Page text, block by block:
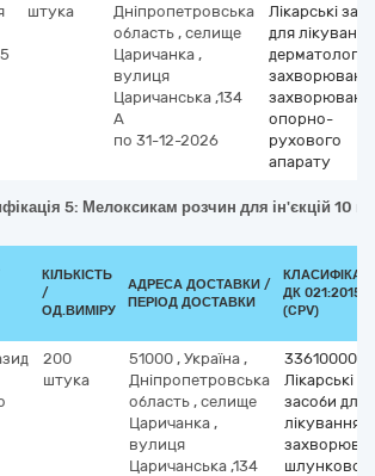
штука
Дніпропетровська
область , селище
Царичанка ,
вулиця
Царичанська ,134
А
по 31-12-2026
Лікарські
для лікування
захворювань
захворювань
опорно-
рухового
апарату
5: Мелоксикам розчин для ін'єкцій 10
КІЛЬКІСТЬ
/
ОД.ВИМІРУ
АДРЕСА ДОСТАВКИ /
ПЕРІОД ДОСТАВКИ
ДК 021:2015
(CPV)
200
штука
51000 , Україна ,
Дніпропетровська
область , селище
Царичанка ,
вулиця
Царичанська ,134
33610000-9
Лікарські
засоби для
лікування
шлунково-